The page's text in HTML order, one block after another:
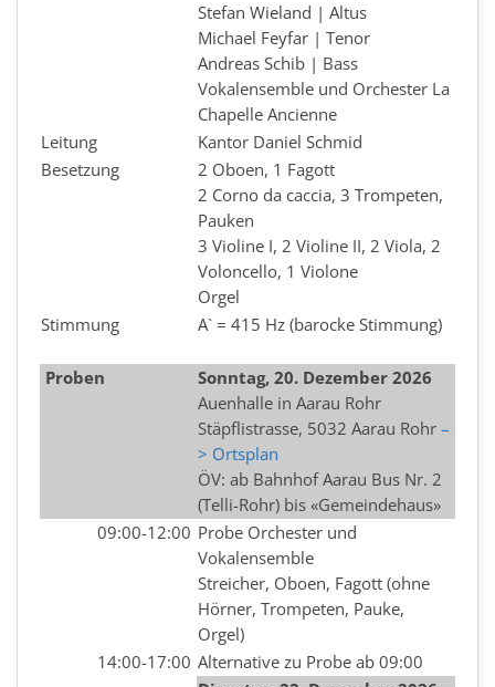
Stefan Wieland | Altus
Michael Feyfar | Tenor
Andreas Schib | Bass
Vokalensemble und Orchester La
Chapelle Ancienne
Leitung
Kantor Daniel Schmid
Besetzung
2 Oboen, 1 Fagott
2 Corno da caccia, 3 Trompeten,
Pauken
3 Violine I, 2 Violine II, 2 Viola, 2
Voloncello, 1 Violone
Orgel
Stimmung
A` = 415 Hz (barocke Stimmung)
Proben
Sonntag, 20. Dezember 2026
Auenhalle in Aarau Rohr
Stäpflistrasse, 5032 Aarau Rohr –
> Ortsplan
ÖV: ab Bahnhof Aarau Bus Nr. 2
(Telli-Rohr) bis «Gemeindehaus»
09:00-12:00 Probe Orchester und
Vokalensemble
Streicher, Oboen, Fagott (ohne
Hörner, Trompeten, Pauke,
Orgel)
14:00-17:00 Alternative zu Probe ab 09:00